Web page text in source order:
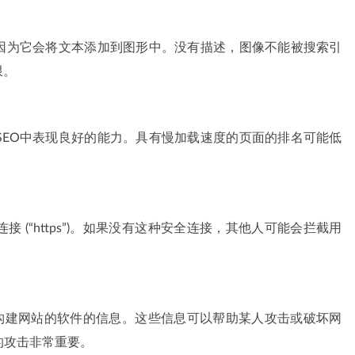
它会将文本添加到图形中。没有描述，图像不能被搜索引
中表现良好的能力。具有慢加载速度的页面的排名可能低
(“https”)。如果没有这种安全连接，其他人可能会拦截用
网站的软件的信息。这些信息可以帮助某人攻击或破坏网
击非常重要。